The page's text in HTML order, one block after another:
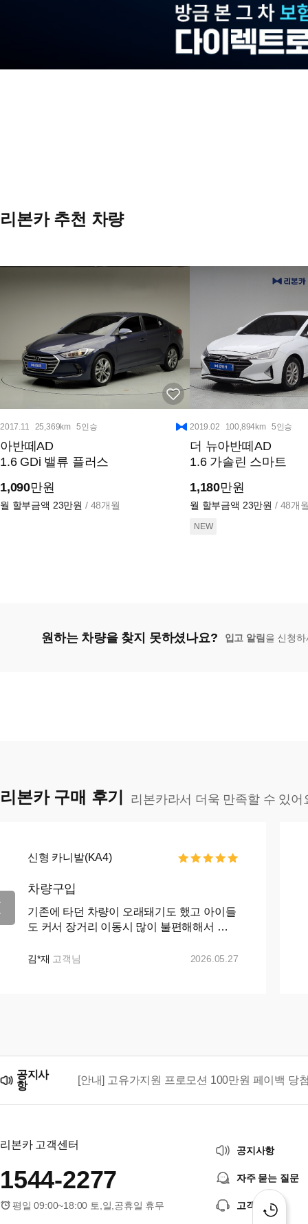
리본카 추천 차량
2017.11 25,369km 5인승
아반떼AD
1.6 GDi 밸류 플러스
1,090만원
월 할부금액 23만원 / 48개월
2019.02 100,894km 5인승
더 뉴아반떼AD
1.6 가솔린 스마트
1,180만원
월 할부금액 23만원 / 48개
NEW
원하는 차량을 찾지 못하셨나요? 입고 알림 을 신청
리본카 구매 후기 리본카라서 더욱 만족할 수 있어
신형 카니발(KA4)
차량구입
기존에 타던 차량이 오래돼기도 했고 아이들
도 커서 장거리 이동시 많이 불편해해서 카
준히 매물검색 해왔으나 마땅히 가격이나 조
김*재 고객님 2026.05.27
공지사
항
[안내] 고유가지원 프로모션 100만원 페이백 당
리본카 고객센터
1544-2277
평일 09:00~18:00 토,일,공휴일 휴무
공지사항
자주 묻는 질문
고객센터